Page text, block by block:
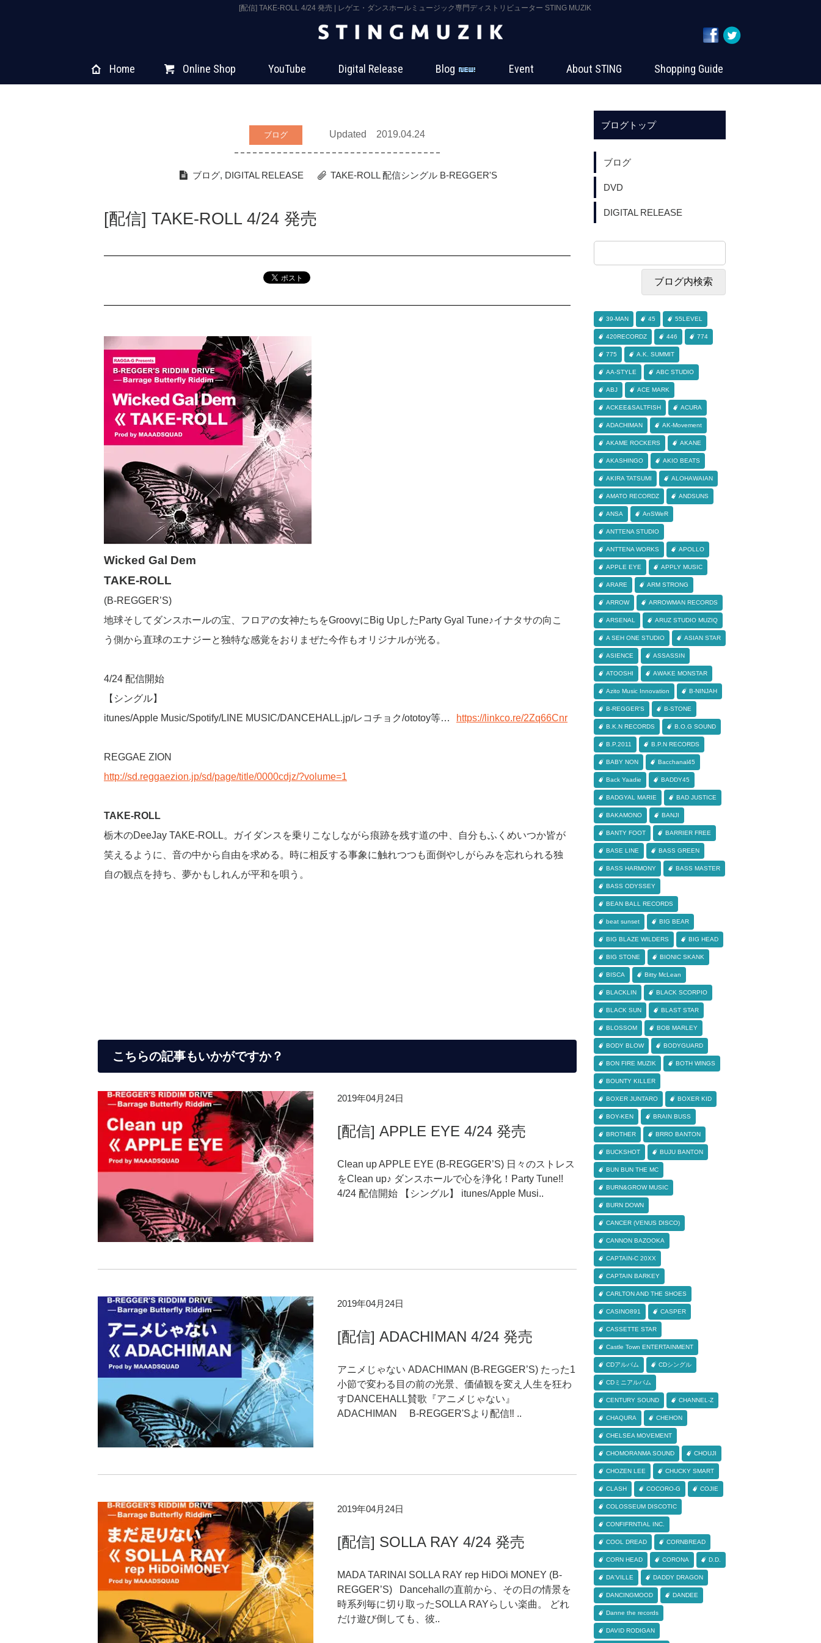
[配信] TAKE-ROLL 4/24 発売 | レゲエ・ダンスホールミュージック専門ディストリビューター STING MUZIK
Home Online Shop YouTube Digital Release Blog Event About STING Shopping Guide
ブログ Updated 2019.04.24
ブログ, DIGITAL RELEASE TAKE-ROLL 配信シングル B-REGGER'S
[配信] TAKE-ROLL 4/24 発売
Wicked Gal Dem
TAKE-ROLL
(B-REGGER’S)
地球そしてダンスホールの宝、フロアの女神たちをGroovyにBig UpしたParty Gyal Tune♪イナタサの向こ
う側から直球のエナジーと独特な感覚をおりまぜた今作もオリジナルが光る。
4/24 配信開始
【シングル】
itunes/Apple Music/Spotify/LINE MUSIC/DANCEHALL.jp/レコチョク/ototoy等…
https://linkco.re/2Zq66Cnr
REGGAE ZION
http://sd.reggaezion.jp/sd/page/title/0000cdjz/?volume=1
TAKE-ROLL
栃木のDeeJay TAKE-ROLL。ガイダンスを乗りこなしながら痕跡を残す道の中、自分もふくめいつか皆が
笑えるように、音の中から自由を求める。時に相反する事象に触れつつも面倒やしがらみを忘れられる独
自の観点を持ち、夢かもしれんが平和を唄う。
こちらの記事もいかがですか？
2019年04月24日
[配信] APPLE EYE 4/24 発売
Clean up APPLE EYE (B-REGGER’S) 日々のストレス
をClean up♪ ダンスホールで心を浄化！Party Tune!!
4/24 配信開始 【シングル】 itunes/Apple Musi..
2019年04月24日
[配信] ADACHIMAN 4/24 発売
アニメじゃない ADACHIMAN (B-REGGER’S) たった1
小節で変わる目の前の光景、価値観を変え人生を狂わ
すDANCEHALL賛歌『アニメじゃない』
ADACHIMAN B-REGGER'Sより配信‼︎ ..
2019年04月24日
[配信] SOLLA RAY 4/24 発売
MADA TARINAI SOLLA RAY rep HiDOi MONEY (B-
REGGER’S) Dancehallの直前から、その日の情景を
時系列毎に切り取ったSOLLA RAYらしい楽曲。 どれ
だけ遊び倒しても、彼..
ブログトップ
ブログ
DVD
DIGITAL RELEASE
39-MAN 45 55LEVEL
420RECORDZ 446 774
775 A.K. SUMMIT
AA-STYLE ABC STUDIO
ABJ ACE MARK
ACKEE&SALTFISH ACURA
ADACHIMAN AK-Movement
AKAME ROCKERS AKANE
AKASHINGO AKIO BEATS
AKIRA TATSUMI ALOHAWAIAN
AMATO RECORDZ ANDSUNS
ANSA AnSWeR
ANTTENA STUDIO
ANTTENA WORKS APOLLO
APPLE EYE APPLY MUSIC
ARARE ARM STRONG
ARROW ARROWMAN RECORDS
ARSENAL ARUZ STUDIO MUZIQ
A SEH ONE STUDIO ASIAN STAR
ASIENCE ASSASSIN
ATOOSHI AWAKE MONSTAR
Azito Music Innovation B-NINJAH
B-REGGER'S B-STONE
B.K.N RECORDS B.O.G SOUND
B.P.2011 B.P.N RECORDS
BABY NON Bacchanal45
Back Yaadie BADDY45
BADGYAL MARIE BAD JUSTICE
BAKAMONO BANJI
BANTY FOOT BARRIER FREE
BASE LINE BASS GREEN
BASS HARMONY BASS MASTER
BASS ODYSSEY
BEAN BALL RECORDS
beat sunset BIG BEAR
BIG BLAZE WILDERS BIG HEAD
BIG STONE BIONIC SKANK
BISCA Bitty McLean
BLACKLIN BLACK SCORPIO
BLACK SUN BLAST STAR
BLOSSOM BOB MARLEY
BODY BLOW BODYGUARD
BON FIRE MUZIK BOTH WINGS
BOUNTY KILLER
BOXER JUNTARO BOXER KID
BOY-KEN BRAIN BUSS
BROTHER BRRO BANTON
BUCKSHOT BUJU BANTON
BUN BUN THE MC
BURN&GROW MUSIC
BURN DOWN
CANCER (VENUS DISCO)
CANNON BAZOOKA
CAPTAIN-C 20XX
CAPTAIN BARKEY
CARLTON AND THE SHOES
CASINO891 CASPER
CASSETTE STAR
Castle Town ENTERTAINMENT
CDアルバム CDシングル
CDミニアルバム
CENTURY SOUND CHANNEL-Z
CHAQURA CHEHON
CHELSEA MOVEMENT
CHOMORANMA SOUND CHOUJI
CHOZEN LEE CHUCKY SMART
CLASH COCORO-G COJIE
COLOSSEUM DISCOTIC
CONFIFRNTIAL INC.
COOL DREAD CORNBREAD
CORN HEAD CORONA D.D.
DA'VILLE DADDY DRAGON
DANCINGMOOD DANDEE
Danne the records
DAVID RODIGAN